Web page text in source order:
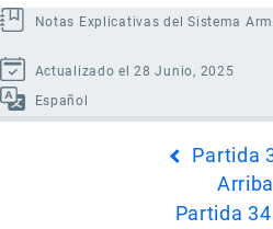
Notas Explicativas del Sistema
Actualizado el 28 Junio, 2025
Español
Partida
Arriba
Partida